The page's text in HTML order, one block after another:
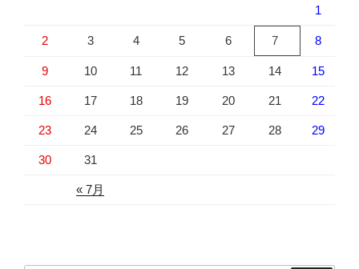
« 7月
1
2 3 4 5 6 7 8
9 10 11 12 13 14 15
16 17 18 19 20 21 22
23 24 25 26 27 28 29
30 31